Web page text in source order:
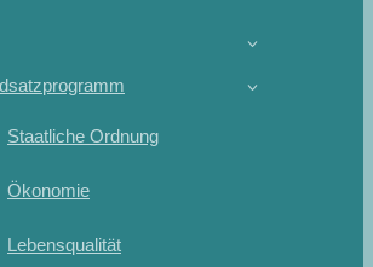
Staatliche Ordnung
Ökonomie
Lebensqualität